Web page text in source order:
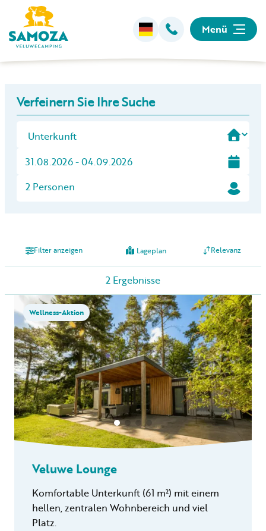
Menü
Einrichtungen
Animation
Umgebung
Camping
Vermietung
Privat vermietung
+31 (0) 577 411 283
Informationen für Gäste
Contact
Werken bij
Mein Samoza
Verfeinern Sie Ihre Suche
2 Personen
+
−
2 Ergebnisse
Filter anzeigen Lageplan Relevanz
Wellness-Aktion
Veluwe Lounge
Komfortable Unterkunft (61 m²) mit einem
hellen, zentralen Wohnbereich und viel
Platz.